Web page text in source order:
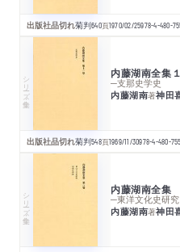
出版社品切れ菊判640頁1970/02/25978-4-480-
シリーズ・全集 内藤湖南全集
─支那史学史
内藤湖南著神田
出版社品切れ菊判548頁1969/11/30978-4-480-
シリーズ・全集 内藤湖南全集
─東洋文化史研
内藤湖南著神田